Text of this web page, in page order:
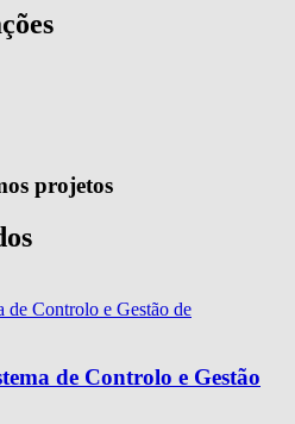
projetos
de Controlo e Gestão